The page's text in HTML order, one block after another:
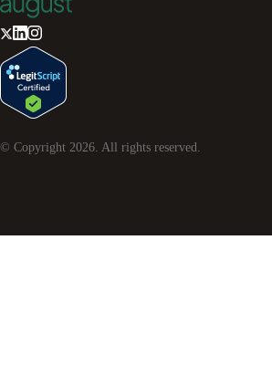
© Copyright 2026. All rights reserved.